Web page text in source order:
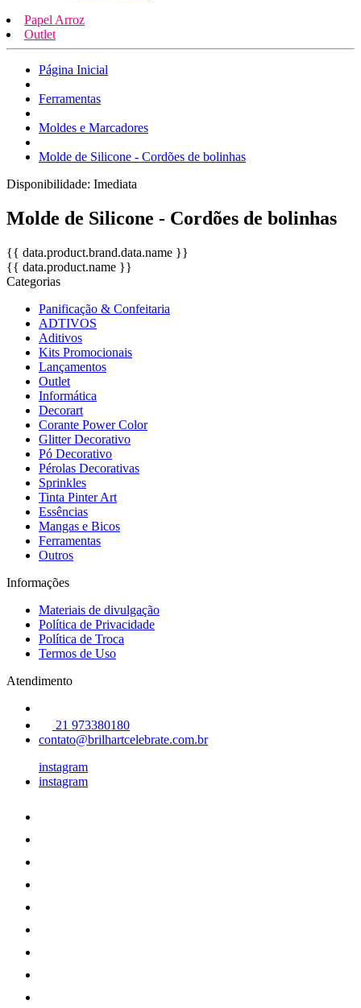
Papel Arroz
Outlet
Página Inicial
Ferramentas
Moldes e Marcadores
Molde de Silicone - Cordões de bolinhas
Disponibilidade: Imediata
Molde de Silicone - Cordões de bolinhas
{{ data.product.brand.data.name }}
{{ data.product.name }}
Categorias
Panificação & Confeitaria
ADTIVOS
Aditivos
Kits Promocionais
Lançamentos
Outlet
Informática
Decorart
Corante Power Color
Glitter Decorativo
Pó Decorativo
Pérolas Decorativas
Sprinkles
Tinta Pinter Art
Essências
Mangas e Bicos
Ferramentas
Outros
Informações
Materiais de divulgação
Política de Privacidade
Política de Troca
Termos de Uso
Atendimento
21 973380180
contato@brilhartcelebrate.com.br
instagram
instagram